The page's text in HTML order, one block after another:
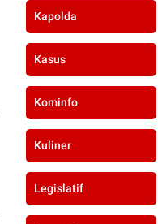
Kapolda
Kasus
Kominfo
Kuliner
Legislatif